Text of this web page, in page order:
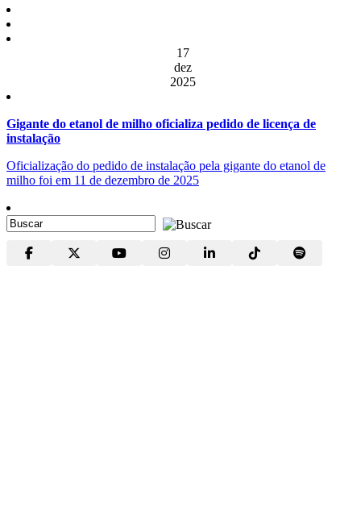
17
dez
2025
Gigante do etanol de milho oficializa pedido de licença de
instalação
Oficialização do pedido de instalação pela gigante do etanol de
milho foi em 11 de dezembro de 2025